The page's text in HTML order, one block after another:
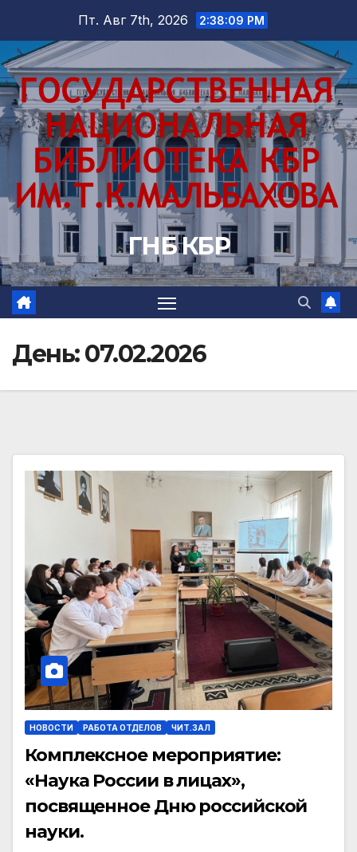
содержимому
Пт. Авг 7th, 2026 2:38:11 PM
ГНБ КБР
День:07.02.2026
НОВОСТИ РАБОТА ОТДЕЛОВ ЧИТ.ЗАЛ
Комплексное мероприятие:
«Наука России в лицах»,
посвященное Дню российской
науки.